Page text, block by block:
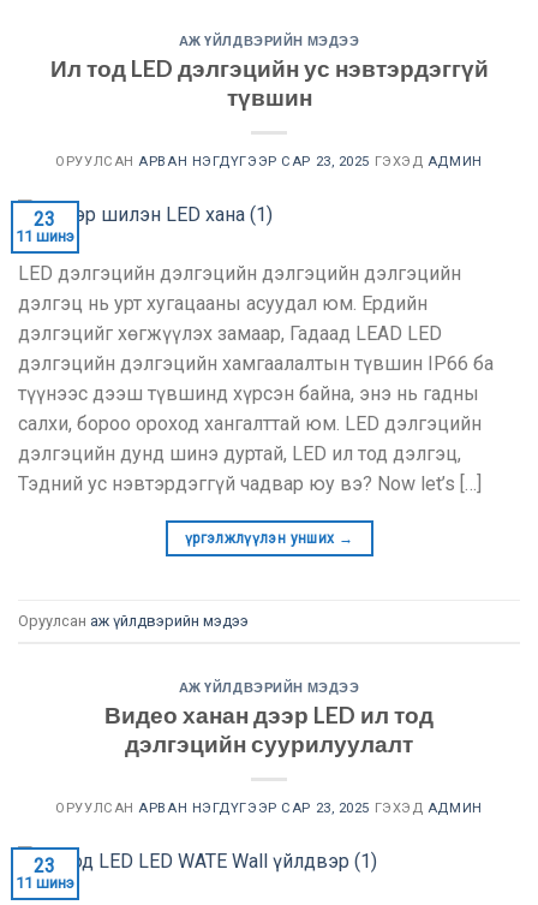
АЖ ҮЙЛДВЭРИЙН МЭДЭЭ
Ил тод LED дэлгэцийн ус нэвтэрдэггүй
түвшин
ОРУУЛСАНАРВАН НЭГДҮГЭЭР САР 23, 2025 ГЭХЭД АДМИН
23
11 шинэ
LED дэлгэцийн дэлгэцийн дэлгэцийн дэлгэцийн
дэлгэц нь урт хугацааны асуудал юм. Ердийн
дэлгэцийг хөгжүүлэх замаар, Гадаад LEAD LED
дэлгэцийн дэлгэцийн хамгаалалтын түвшин IP66 ба
түүнээс дээш түвшинд хүрсэн байна, энэ нь гадны
салхи, бороо ороход хангалттай юм. LED дэлгэцийн
дэлгэцийн дунд шинэ дуртай, LED ил тод дэлгэц,
Тэдний ус нэвтэрдэггүй чадвар юу вэ? Now let’s […]
үргэлжлүүлэн унших →
Оруулсан аж үйлдвэрийн мэдээ
АЖ ҮЙЛДВЭРИЙН МЭДЭЭ
Видео ханан дээр LED ил тод
дэлгэцийн суурилуулалт
ОРУУЛСАНАРВАН НЭГДҮГЭЭР САР 23, 2025 ГЭХЭД АДМИН
23
11 шинэ